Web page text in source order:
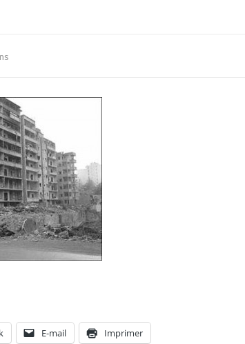
E-mail Imprimer